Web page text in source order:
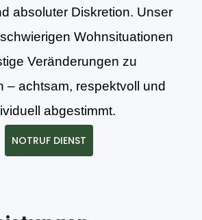
absoluter Diskretion. Unser
Wohnsituationen
Veränderungen zu
– achtsam, respektvoll und
abgestimmt.
NOTRUF DIENST